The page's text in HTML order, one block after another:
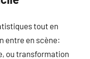
tout en
entre en scène:
ou transformation